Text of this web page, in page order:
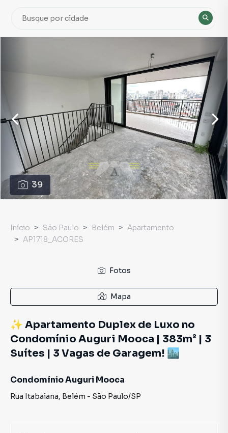
39
Início São Paulo Belém
Apartamento
AP1718_ACORES
Fotos
Mapa
✨ Apartamento Duplex de Luxo no
Condomínio Auguri Mooca | 383m² | 3
Suítes | 3 Vagas de Garagem! 🏙️
Condomínio Auguri Mooca
Rua Itabaiana, Belém - São Paulo/SP